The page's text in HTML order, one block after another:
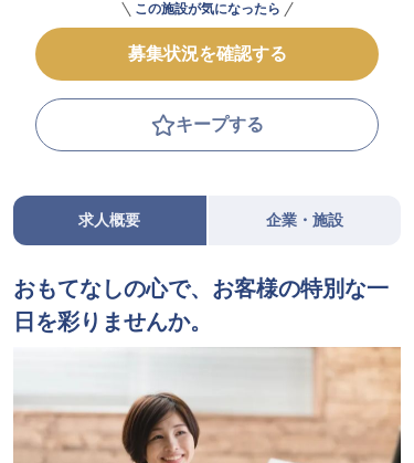
この施設が気になったら
募集状況を確認する
キープする
求人概要 企業・施設
おもてなしの心で、お客様の特別な一
日を彩りませんか。